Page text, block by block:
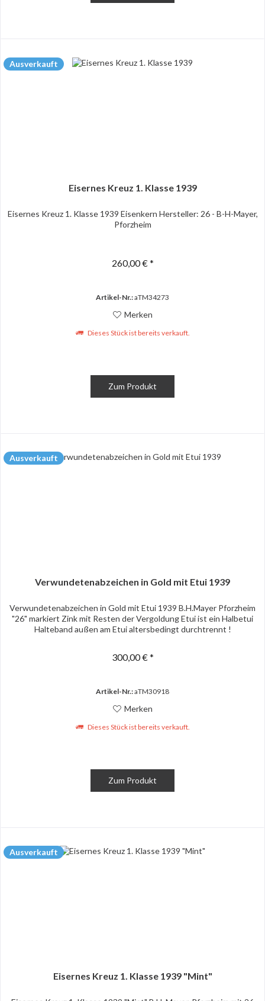
Ausverkauft
Eisernes Kreuz 1. Klasse 1939
Eisernes Kreuz 1. Klasse 1939 Eisenkern Hersteller: 26 - B-H-Mayer,
Pforzheim
260,00 € *
Artikel-Nr.:aTM34273
Merken
Dieses Stück ist bereits verkauft.
Zum Produkt
Ausverkauft
Verwundetenabzeichen in Gold mit Etui 1939
Verwundetenabzeichen in Gold mit Etui 1939 B.H.Mayer Pforzheim
"26" markiert Zink mit Resten der Vergoldung Etui ist ein Halbetui
Halteband außen am Etui altersbedingt durchtrennt !
300,00 € *
Artikel-Nr.:aTM30918
Merken
Dieses Stück ist bereits verkauft.
Zum Produkt
Ausverkauft
Eisernes Kreuz 1. Klasse 1939 "Mint"